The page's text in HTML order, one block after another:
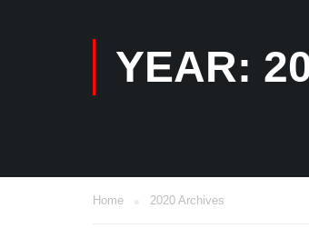
YEAR:
Home 2020 Archives